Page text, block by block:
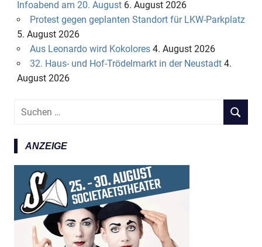
Infoabend am 20. August 6. August 2026
Protest gegen geplanten Standort für LKW-Parkplatz
5. August 2026
Aus Leonardo wird Kokolores 4. August 2026
32. Haus- und Hof-Trödelmarkt in der Neustadt 4.
August 2026
c
h
e
c
S
ANZEIGE